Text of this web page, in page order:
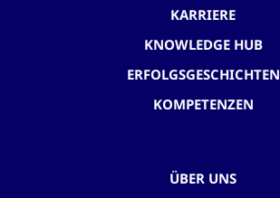
KARRIERE
KNOWLEDGE HUB
ERFOLGSGESCHICHTEN
KOMPETENZEN
ÜBER UNS